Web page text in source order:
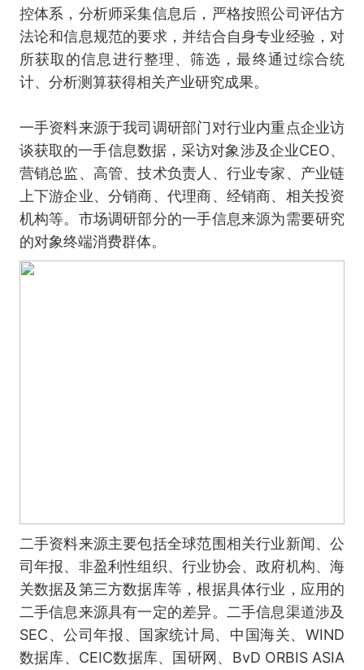
控体系，分析师采集信息后，严格按照公司评估方
法论和信息规范的要求，并结合自身专业经验，对
所获取的信息进行整理、筛选，最终通过综合统
计、分析测算获得相关产业研究成果。
一手资料来源于我司调研部门对行业内重点企业访
谈获取的一手信息数据，采访对象涉及企业CEO、
营销总监、高管、技术负责人、行业专家、产业链
上下游企业、分销商、代理商、经销商、相关投资
机构等。市场调研部分的一手信息来源为需要研究
的对象终端消费群体。
二手资料来源主要包括全球范围相关行业新闻、公
司年报、非盈利性组织、行业协会、政府机构、海
关数据及第三方数据库等，根据具体行业，应用的
二手信息来源具有一定的差异。二手信息渠道涉及
SEC、公司年报、国家统计局、中国海关、WIND
数据库、CEIC数据库、国研网、BvD ORBIS ASIA